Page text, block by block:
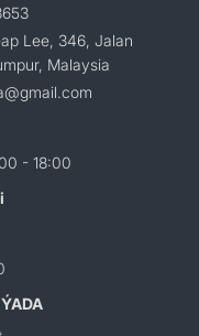
Lee, 346, Jalan
Malaysia
- 18:00